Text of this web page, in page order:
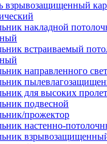
взрывозащищенный
накладной
встраиваемый
направленного
для высоких
подвесной
прожектор
настенно-